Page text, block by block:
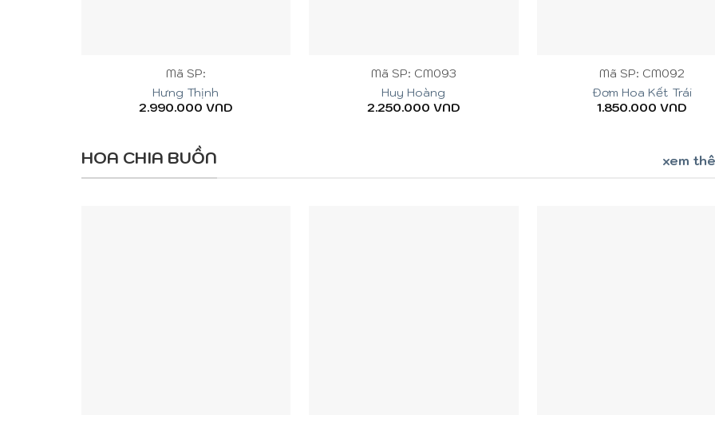
Mã SP:
Hưng Thịnh
2.990.000 VND
Mã SP: CM093
Huy Hoàng
2.250.000 VND
Mã SP: CM092
Đơm Hoa Kết Trái
1.850.000 VND
HOA CHIA BUỒN xem